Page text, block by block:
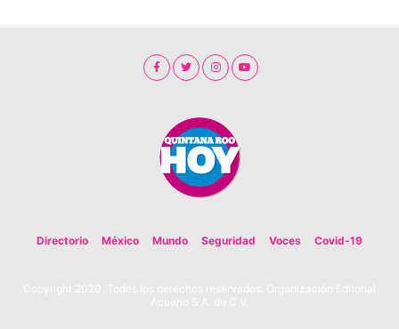
Directorio México Mundo Seguridad Voces Covid-19